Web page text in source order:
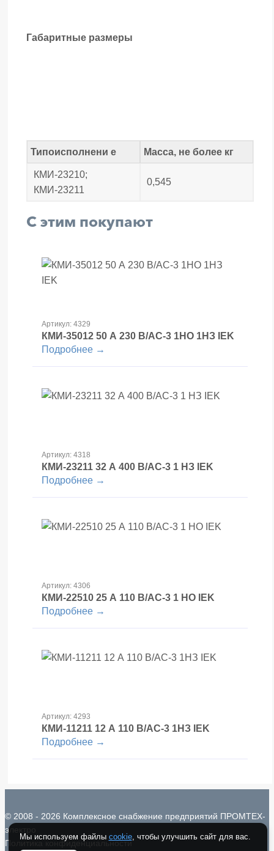
Габаритные размеры
Типоисполнени е Масса, не более кг
КМИ-23210;
КМИ-23211
0,545
С этим покупают
Артикул: 4329
КМИ-35012 50 А 230 В/АС-3 1НО 1НЗ IEK
Подробнее →
Артикул: 4318
КМИ-23211 32 А 400 В/АС-3 1 НЗ IEK
Подробнее →
Артикул: 4306
КМИ-22510 25 А 110 В/АС-3 1 НО IEK
Подробнее →
Артикул: 4293
КМИ-11211 12 А 110 В/АС-3 1НЗ IEK
Подробнее →
© 2008 - 2026 Комплексное снабжение предприятий ПРОМТЕХ-
электро
Политика конфиденциальности
Мы используем файлы cookie, чтобы улучшить сайт для вас.